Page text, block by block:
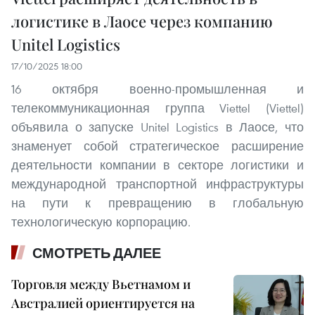
логистике в Лаосе через компанию
Unitel Logistics
17/10/2025 18:00
16 октября военно-промышленная и
телекоммуникационная группа Viettel (Viettel)
объявила о запуске Unitel Logistics в Лаосе, что
знаменует собой стратегическое расширение
деятельности компании в секторе логистики и
международной транспортной инфраструктуры
на пути к превращению в глобальную
технологическую корпорацию.
СМОТРЕТЬ ДАЛЕЕ
Торговля между Вьетнамом и
Австралией ориентируется на